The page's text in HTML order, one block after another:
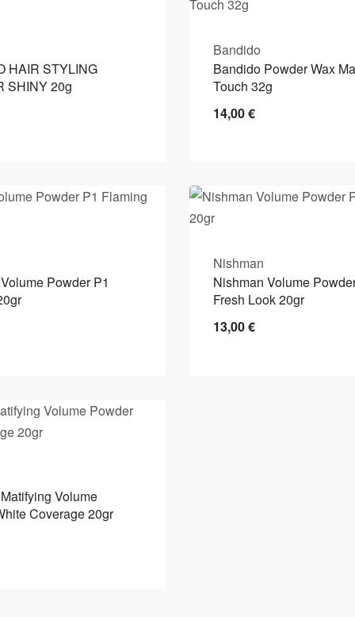
HAIR STYLING
SHINY 20g
Bandido
Bandido Powder Wax
Touch 32g
14,00€
Powder P1
Nishman
Nishman Volume
Fresh Look 20gr
13,00€
Volume
Coverage 20gr